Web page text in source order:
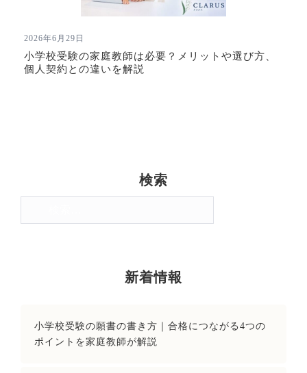
2026年6月29日
小学校受験の家庭教師は必要？メリットや選び方、
個人契約との違いを解説
検索
索:
新着情報
小学校受験の願書の書き方｜合格につながる4つの
ポイントを家庭教師が解説